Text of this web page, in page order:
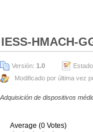
IESS-HMACH-
Versión: 1.0
Modificado por última vez
Adquisición de dispositivos
Average (0 Votes)